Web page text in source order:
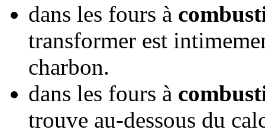
dans les fours à
transformer est
charbon.
dans les fours à
trouve au-dessous du